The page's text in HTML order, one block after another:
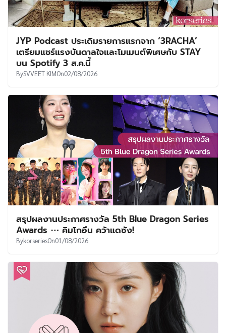
JYP Podcast ประเดิมรายการแรกจาก ‘3RACHA’
เตรียมแชร์แรงบันดาลใจและโมเมนต์พิเศษกับ STAY
บน Spotify 3 ส.ค.นี้
BySVVEET KIMOn02/08/2026
สรุปผลงานประกาศรางวัล 5th Blue Dragon Series
Awards ⋯ คิมโกอึน คว้าแดซัง!
BykorseriesOn01/08/2026